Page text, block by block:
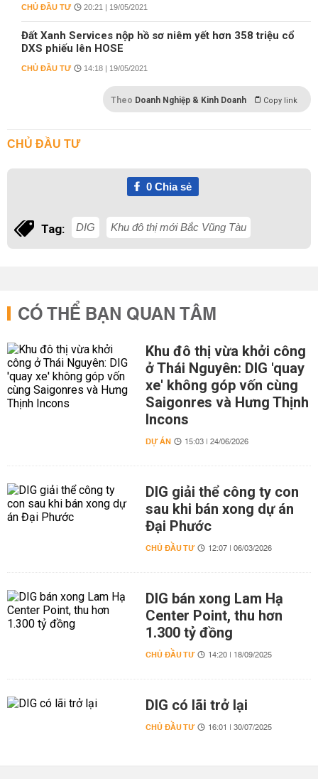
CHỦ ĐẦU TƯ 20:21 | 19/05/2021
Đất Xanh Services nộp hồ sơ niêm yết hơn 358 triệu cổ
DXS phiếu lên HOSE
CHỦ ĐẦU TƯ 14:18 | 19/05/2021
Theo Doanh Nghiệp & Kinh Doanh Copy link
CHỦ ĐẦU TƯ
0Chia sẻ
Tag: DIG Khu đô thị mới Bắc Vũng Tàu
CÓ THỂ BẠN QUAN TÂM
Khu đô thị vừa khởi công
ở Thái Nguyên: DIG 'quay
xe' không góp vốn cùng
Saigonres và Hưng Thịnh
Incons
DỰ ÁN 15:03 | 24/06/2026
DIG giải thể công ty con
sau khi bán xong dự án
Đại Phước
CHỦ ĐẦU TƯ 12:07 | 06/03/2026
DIG bán xong Lam Hạ
Center Point, thu hơn
1.300 tỷ đồng
CHỦ ĐẦU TƯ 14:20 | 18/09/2025
DIG có lãi trở lại
CHỦ ĐẦU TƯ 16:01 | 30/07/2025